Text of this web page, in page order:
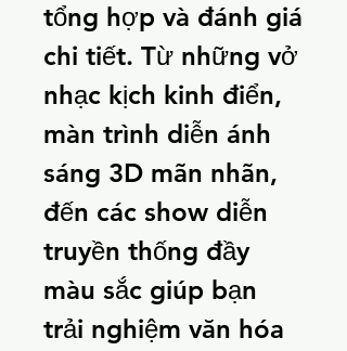
tổng hợp và đánh giá
chi tiết. Từ những vở
nhạc kịch kinh điển,
màn trình diễn ánh
sáng 3D mãn nhãn,
đến các show diễn
truyền thống đầy
màu sắc giúp bạn
trải nghiệm văn hóa